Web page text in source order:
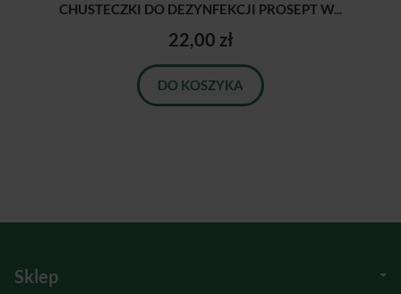
CHUSTECZKI DO DEZYNFEKCJI PROSEPT W...
22,00 zł
DO KOSZYKA
Sklep